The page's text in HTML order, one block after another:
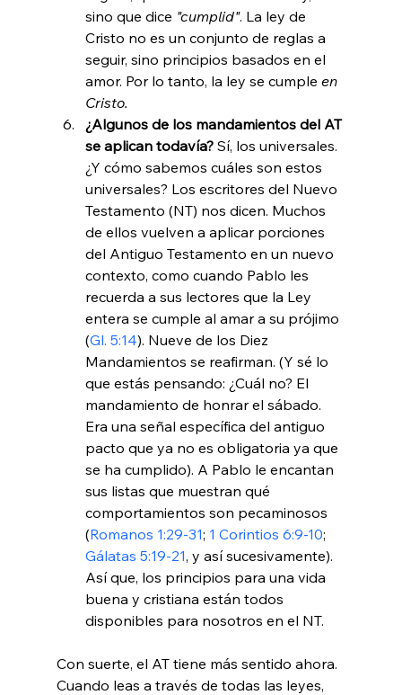
sino que dice "cumplid". La ley de
Cristo no es un conjunto de reglas a
seguir, sino principios basados en el
amor. Por lo tanto, la ley se cumple en
Cristo.
¿Algunos de los mandamientos del AT
se aplican todavía? Sí, los universales.
¿Y cómo sabemos cuáles son estos
universales? Los escritores del Nuevo
Testamento (NT) nos dicen. Muchos
de ellos vuelven a aplicar porciones
del Antiguo Testamento en un nuevo
contexto, como cuando Pablo les
recuerda a sus lectores que la Ley
entera se cumple al amar a su prójimo
(Gl. 5:14). Nueve de los Diez
Mandamientos se reafirman. (Y sé lo
que estás pensando: ¿Cuál no? El
mandamiento de honrar el sábado.
Era una señal específica del antiguo
pacto que ya no es obligatoria ya que
se ha cumplido). A Pablo le encantan
sus listas que muestran qué
comportamientos son pecaminosos
(Romanos 1:29-31; 1 Corintios 6:9-10;
Gálatas 5:19-21, y así sucesivamente).
Así que, los principios para una vida
buena y cristiana están todos
disponibles para nosotros en el NT.
Con suerte, el AT tiene más sentido ahora.
Cuando leas a través de todas las leyes,